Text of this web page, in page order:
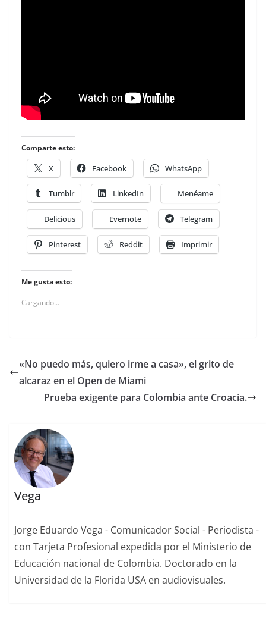
Comparte esto:
X Facebook WhatsApp
Tumblr LinkedIn Menéame
Delicious Evernote Telegram
Pinterest Reddit Imprimir
Me gusta esto:
Cargando...
«No puedo más, quiero irme a casa», el grito de
alcaraz en el Open de Miami
Prueba exigente para Colombia ante Croacia.
Vega
Jorge Eduardo Vega - Comunicador Social - Periodista -
con Tarjeta Profesional expedida por el Ministerio de
Educación nacional de Colombia. Doctorado en la
Universidad de la Florida USA en audiovisuales.